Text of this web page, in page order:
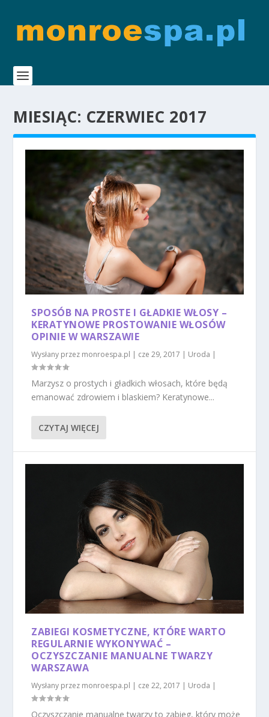
MIESIĄC: CZERWIEC 2017
SPOSÓB NA PROSTE I GŁADKIE WŁOSY –
KERATYNOWE PROSTOWANIE WŁOSÓW
OPINIE W WARSZAWIE
Wysłany przez monroespa.pl | cze 29, 2017 | Uroda |
Marzysz o prostych i gładkich włosach, które będą
emanować zdrowiem i blaskiem? Keratynowe...
CZYTAJ WIĘCEJ
ZABIEGI KOSMETYCZNE, KTÓRE WARTO
REGULARNIE WYKONYWAĆ –
OCZYSZCZANIE MANUALNE TWARZY
WARSZAWA
Wysłany przez monroespa.pl | cze 22, 2017 | Uroda |
Oczyszczanie manualne twarzy to zabieg, który może